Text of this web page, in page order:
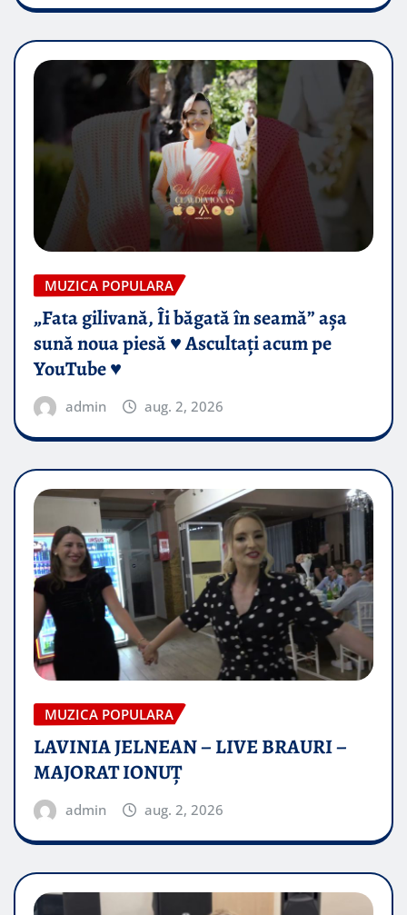
MUZICA POPULARA
„Fata gilivană, Îi băgată în seamă” așa
sună noua piesă ♥️ Ascultați acum pe
YouTube ♥️
admin aug. 2, 2026
MUZICA POPULARA
LAVINIA JELNEAN – LIVE BRAURI –
MAJORAT IONUŢ
admin aug. 2, 2026